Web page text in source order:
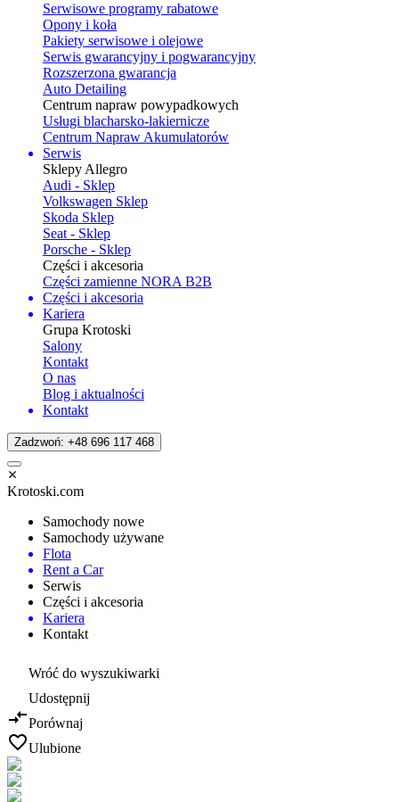
Serwisowe programy rabatowe
Opony i koła
Pakiety serwisowe i olejowe
Serwis gwarancyjny i pogwarancyjny
Rozszerzona gwarancja
Auto Detailing
Centrum napraw powypadkowych
Usługi blacharsko-lakiernicze
Centrum Napraw Akumulatorów
Serwis
Sklepy Allegro
Audi - Sklep
Volkswagen Sklep
Skoda Sklep
Seat - Sklep
Porsche - Sklep
Części i akcesoria
Części zamienne NORA B2B
Części i akcesoria
Kariera
Grupa Krotoski
Salony
Kontakt
O nas
Blog i aktualności
Kontakt
Zadzwoń: +48 696 117 468
Krotoski.com
Samochody nowe
Samochody używane
Flota
Rent a Car
Serwis
Części i akcesoria
Kariera
Kontakt
Wróć do wyszukiwarki
Udostępnij
Porównaj
Ulubione